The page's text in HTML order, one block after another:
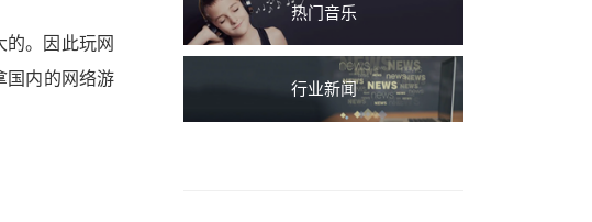
。因此玩网
国内的网络游
热门音乐
行业新闻